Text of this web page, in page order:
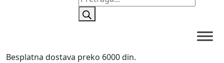
Besplatna dostava preko 6000 din.